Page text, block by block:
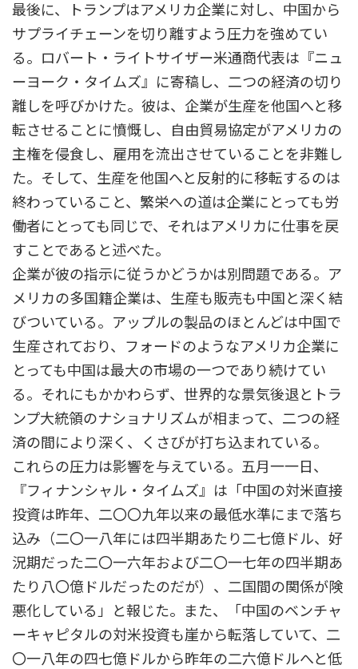
最後に、トランプはアメリカ企業に対し、中国から
サプライチェーンを切り離すよう圧力を強めてい
る。ロバート・ライトサイザー米通商代表は『ニュ
ーヨーク・タイムズ』に寄稿し、二つの経済の切り
離しを呼びかけた。彼は、企業が生産を他国へと移
転させることに憤慨し、自由貿易協定がアメリカの
主権を侵食し、雇用を流出させていることを非難し
た。そして、生産を他国へと反射的に移転するのは
終わっていること、繁栄への道は企業にとっても労
働者にとっても同じで、それはアメリカに仕事を戻
すことであると述べた。
企業が彼の指示に従うかどうかは別問題である。ア
メリカの多国籍企業は、生産も販売も中国と深く結
びついている。アップルの製品のほとんどは中国で
生産されており、フォードのようなアメリカ企業に
とっても中国は最大の市場の一つであり続けてい
る。それにもかかわらず、世界的な景気後退とトラ
ンプ大統領のナショナリズムが相まって、二つの経
済の間により深く、くさびが打ち込まれている。
これらの圧力は影響を与えている。五月一一日、
『フィナンシャル・タイムズ』は「中国の対米直接
投資は昨年、二〇〇九年以来の最低水準にまで落ち
込み（二〇一八年には四半期あたり二七億ドル、好
況期だった二〇一六年および二〇一七年の四半期あ
たり八〇億ドルだったのだが）、二国間の関係が険
悪化している」と報じた。また、「中国のベンチャ
ーキャピタルの対米投資も崖から転落していて、二
〇一八年の四七億ドルから昨年の二六億ドルへと低